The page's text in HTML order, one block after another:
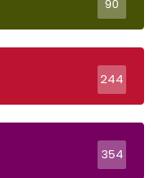
90
244
354